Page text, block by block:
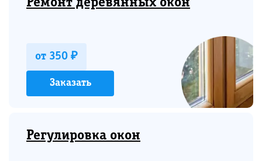
Ремонт деревянных окон
от 350 ₽
Заказать
Регулировка окон